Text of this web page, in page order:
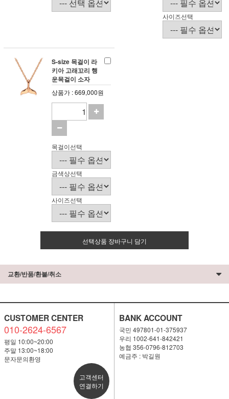
사이즈선택
S-size 목걸이 라
키아 고래꼬리 행
운목걸이 소자
상품가 : 669,000원
목걸이선택
금색상선택
사이즈선택
선택상품 장바구니 담기
교환/반품/환불/취소
CUSTOMER CENTER
010-2624-6567
평일 10:00~20:00
주말 13:00~18:00
문자문의환영
고객센터
연결하기
BANK ACCOUNT
국민 497801-01-375937
우리 1002-641-842421
농협 356-0796-812703
예금주 : 박길원